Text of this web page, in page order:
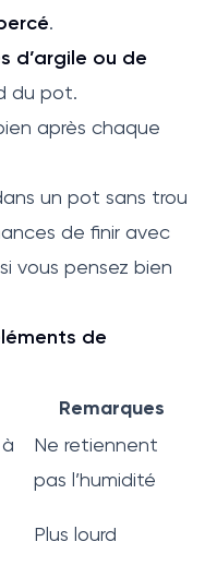
.
d’argile ou de
du pot.
après chaque
un pot sans trou
de finir avec
vous pensez bien
de
Remarques
Ne retiennent
pas l’humidité
Plus lourd